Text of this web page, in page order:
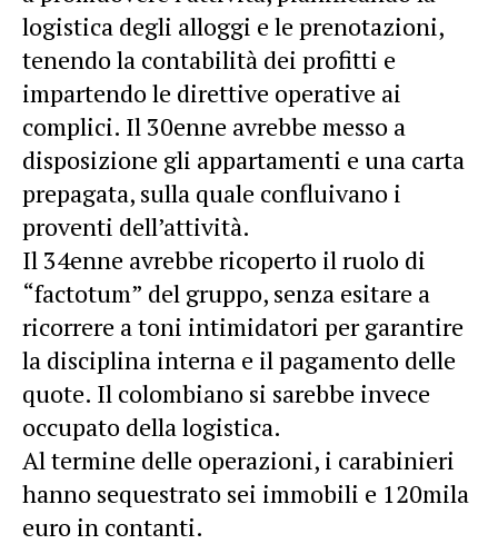
logistica degli alloggi e le prenotazioni,
tenendo la contabilità dei profitti e
impartendo le direttive operative ai
complici. Il 30enne avrebbe messo a
disposizione gli appartamenti e una carta
prepagata, sulla quale confluivano i
proventi dell’attività.
Il 34enne avrebbe ricoperto il ruolo di
“factotum” del gruppo, senza esitare a
ricorrere a toni intimidatori per garantire
la disciplina interna e il pagamento delle
quote. Il colombiano si sarebbe invece
occupato della logistica.
Al termine delle operazioni, i carabinieri
hanno sequestrato sei immobili e 120mila
euro in contanti.